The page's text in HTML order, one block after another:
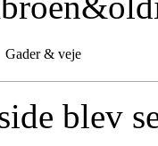
Gader & veje
blev